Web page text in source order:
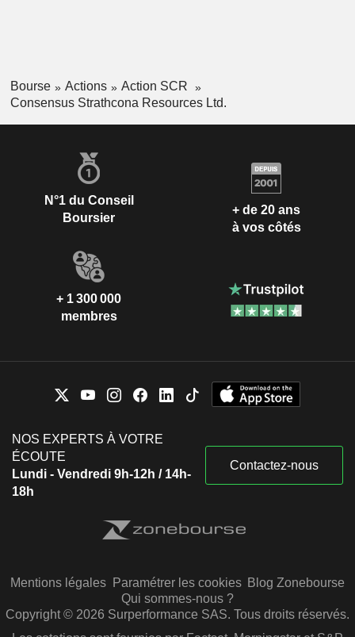
Bourse Actions
Action SCR
Consensus Strathcona Resources Ltd.
N°1 du Conseil
Boursier
+ de 20 ans
à vos côtés
+ 1 300 000
membres
NOS EXPERTS À VOTRE
ÉCOUTE
Lundi - Vendredi 9h-12h / 14h-
18h
Contactez-nous
Mentions légales Paramétrer les cookies Blog Zonebourse
Qui sommes-nous ?
Copyright © 2026 Surperformance SAS. Tous droits réservés.